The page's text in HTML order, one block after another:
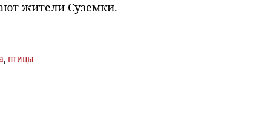
жители Суземки.
, птицы